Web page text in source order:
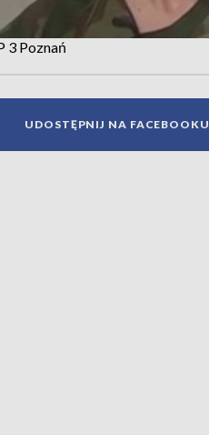
3 Poznań
UDOSTĘPNIJ NA FACEBOOKU